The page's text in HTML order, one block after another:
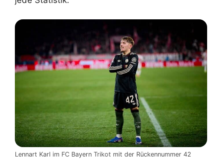
Lennart Karl im FC Bayern Trikot mit der Rückennummer 42